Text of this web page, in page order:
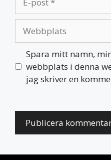
post
Spara mitt namn,
webbplats i denna
jag skriver en